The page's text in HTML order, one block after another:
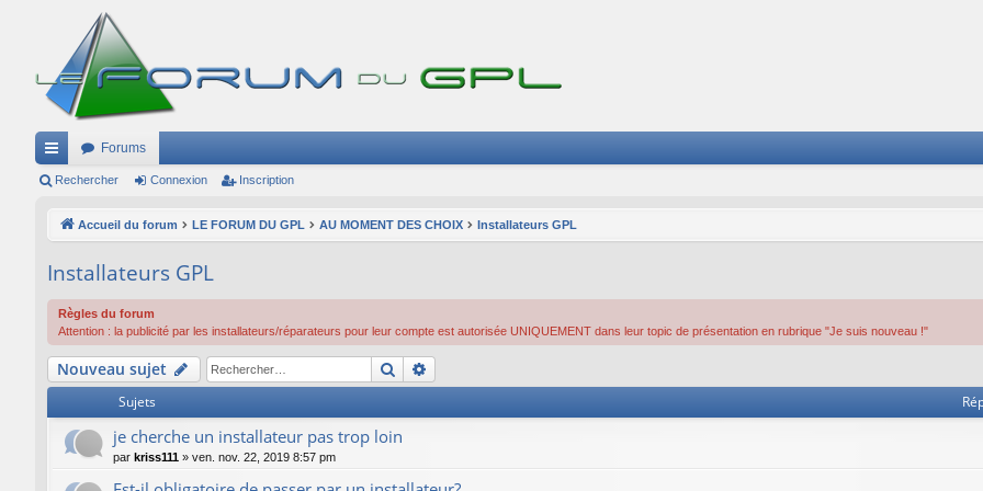
ac
ci
Forums
Rechercher Connexion Inscription
Accueil du forum LE FORUM DU GPL AU MOMENT DES CHOIX Installateurs GPL
Installateurs GPL
Règles du forum
Attention : la publicité par les installateurs/réparateurs pour leur compte est autorisée UNIQUEMENT dans leur topic de présentation en rubrique "Je suis nouveau !"
Nouveau sujet Rechercher
Sujets
je cherche un installateur pas trop loin
par kriss111 » ven. nov. 22, 2019 8:57 pm